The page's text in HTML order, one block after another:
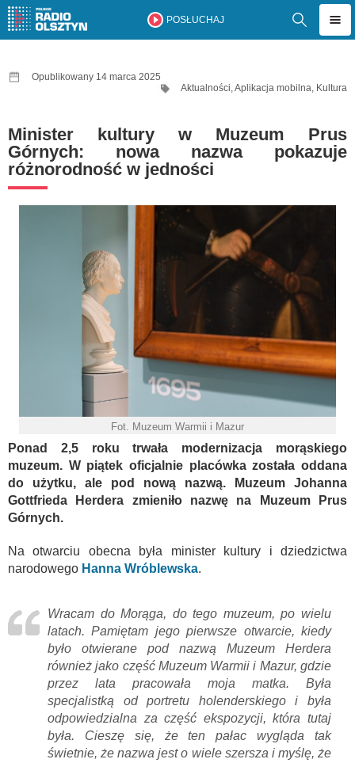
POSŁUCHAJ
Opublikowany 14 marca 2025
Aktualności,Aplikacja mobilna, Kultura
Minister kultury w Muzeum Prus
Górnych: nowa nazwa pokazuje
różnorodność w jedności
Fot. Muzeum Warmii i Mazur
Ponad 2,5 roku trwała modernizacja morąskiego
muzeum. W piątek oficjalnie placówka została oddana
do użytku, ale pod nową nazwą. Muzeum Johanna
Gottfrieda Herdera zmieniło nazwę na Muzeum Prus
Górnych.
Na otwarciu obecna była minister kultury i dziedzictwa
narodowego Hanna Wróblewska.
Wracam do Morąga, do tego muzeum, po wielu
latach. Pamiętam jego pierwsze otwarcie, kiedy
było otwierane pod nazwą Muzeum Herdera
również jako część Muzeum Warmii i Mazur, gdzie
przez lata pracowała moja matka. Była
specjalistką od portretu holenderskiego i była
odpowiedzialna za część ekspozycji, która tutaj
była. Cieszę się, że ten pałac wygląda tak
świetnie, że nazwa jest o wiele szersza i myślę, że